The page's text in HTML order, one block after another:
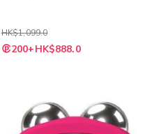
HK$1,099.0
特
殊 200+HK$888.0